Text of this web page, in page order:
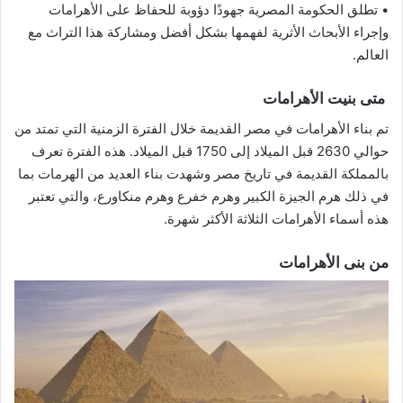
• تطلق الحكومة المصرية جهودًا دؤوبة للحفاظ على الأهرامات
وإجراء الأبحاث الأثرية لفهمها بشكل أفضل ومشاركة هذا التراث مع
العالم.
متى بنيت الأهرامات
تم بناء الأهرامات في مصر القديمة خلال الفترة الزمنية التي تمتد من
حوالي 2630 قبل الميلاد إلى 1750 قبل الميلاد. هذه الفترة تعرف
بالمملكة القديمة في تاريخ مصر وشهدت بناء العديد من الهرمات بما
في ذلك هرم الجيزة الكبير وهرم خفرع وهرم منكاورع، والتي تعتبر
هذه أسماء الأهرامات الثلاثة الأكثر شهرة.
من بنى الأهرامات